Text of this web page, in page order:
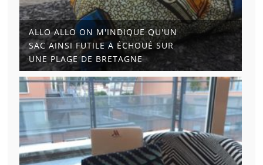
ALLO ALLO ON M'INDIQUE QU'UN
SAC AINSI FUTILE A ÉCHOUÉ SUR
UNE PLAGE DE BRETAGNE